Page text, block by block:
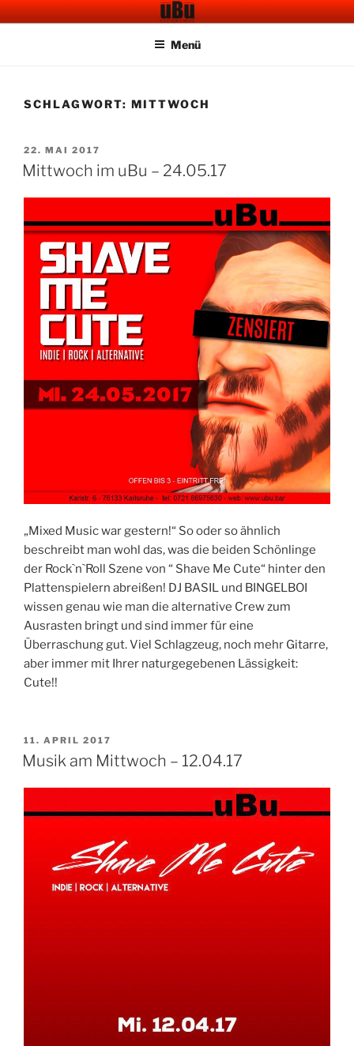
Zum
InhaltUBU CAFE BAR
Menü
SCHLAGWORT: MITTWOCH
VERÖFFENTLICHT
AM
22. MAI 2017
Mittwoch im uBu – 24.05.17
„Mixed Music war gestern!“ So oder so ähnlich
beschreibt man wohl das, was die beiden Schönlinge
der Rock`n`Roll Szene von “ Shave Me Cute“ hinter den
Plattenspielern abreißen! DJ BASIL und BINGELBOI
wissen genau wie man die alternative Crew zum
Ausrasten bringt und sind immer für eine
Überraschung gut. Viel Schlagzeug, noch mehr Gitarre,
aber immer mit Ihrer naturgegebenen Lässigkeit:
Cute!!
VERÖFFENTLICHT
AM
11. APRIL 2017
Musik am Mittwoch – 12.04.17